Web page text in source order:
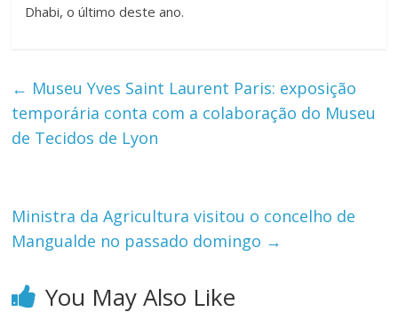
Dhabi, o último deste ano.
← Museu Yves Saint Laurent Paris: exposição
temporária conta com a colaboração do Museu
de Tecidos de Lyon
Ministra da Agricultura visitou o concelho de
Mangualde no passado domingo →
You May Also Like